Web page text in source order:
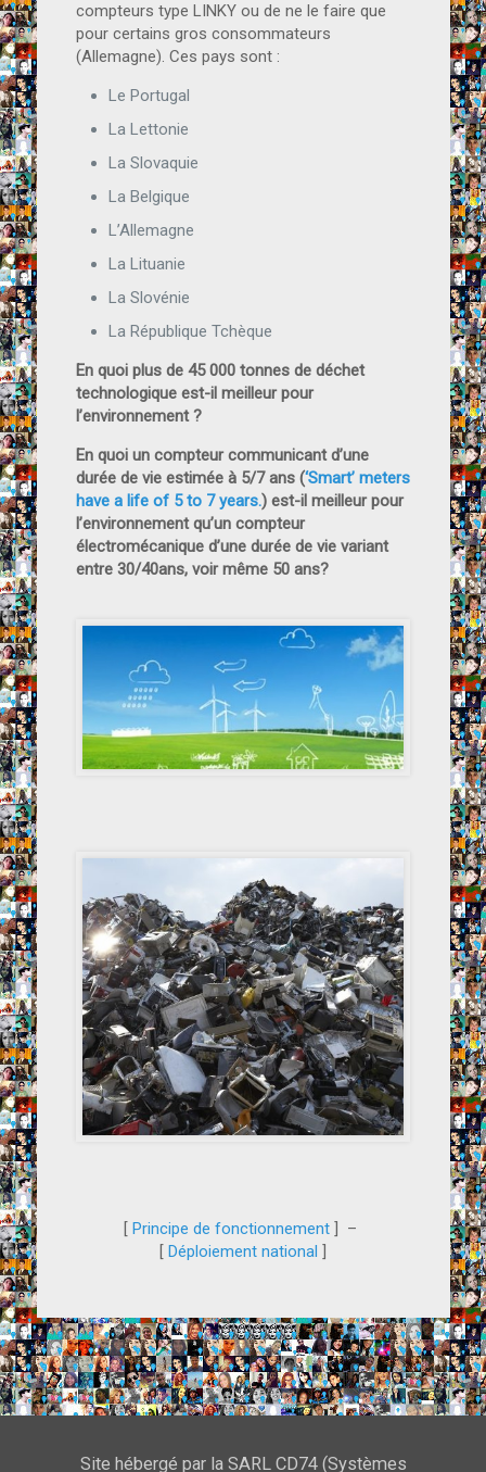
compteurs type LINKY ou de ne le faire que
pour certains gros consommateurs
(Allemagne). Ces pays sont :
Le Portugal
La Lettonie
La Slovaquie
La Belgique
L’Allemagne
La Lituanie
La Slovénie
La République Tchèque
En quoi plus de 45 000 tonnes de déchet
technologique est-il meilleur pour
l’environnement ?
En quoi un compteur communicant d’une
durée de vie estimée à 5/7 ans (‘Smart’ meters
have a life of 5 to 7 years.) est-il meilleur pour
l’environnement qu’un compteur
électromécanique d’une durée de vie variant
entre 30/40ans, voir même 50 ans?
[Principe de fonctionnement ]
–
[ Déploiement national ]
Site hébergé par la SARL CD74 (Systèmes